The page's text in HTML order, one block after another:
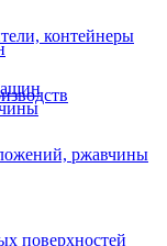
контейнеры
ржавчины
поверхностей